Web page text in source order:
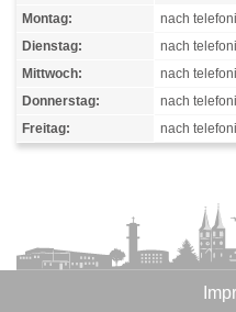
Montag: nach
Dienstag: nach
Mittwoch: nach
Donnerstag: nach
Freitag: nach